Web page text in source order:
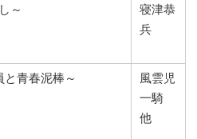
～
寝津恭
兵
青春泥棒～
風雲児
一騎
他